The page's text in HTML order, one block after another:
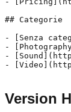
## Categorie
- [Senza
-
-
-
Version